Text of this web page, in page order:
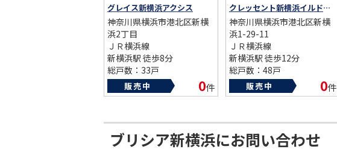
グレイス新横浜アクシス
神奈川県横浜市港北区新横
浜2丁目
ＪＲ横浜線
新横浜駅 徒歩8分
総戸数：33戸
築年数：2003年
販売中 0件
クレッセント新横浜イルドマーニ
神奈川県横浜市港北区新横
浜1-29-11
ＪＲ横浜線
新横浜駅 徒歩12分
総戸数：48戸
築年数：2002年
販売中 0件
ブリシア新横浜にお問い合わせ